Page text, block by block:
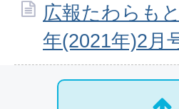
広報たわらも
年(2021年)2月